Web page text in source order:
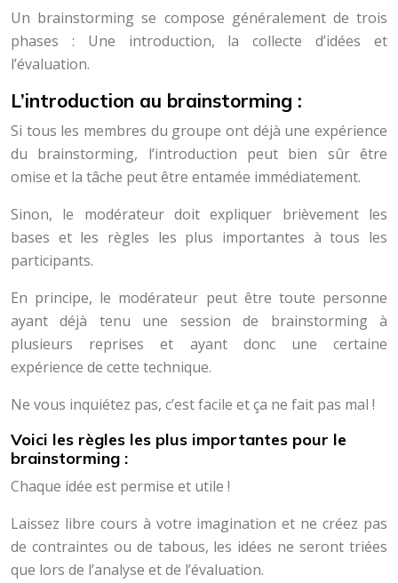
Un brainstorming se compose généralement de trois
phases : Une introduction, la collecte d’idées et
l’évaluation.
L’introduction au brainstorming :
Si tous les membres du groupe ont déjà une expérience
du brainstorming, l’introduction peut bien sûr être
omise et la tâche peut être entamée immédiatement.
Sinon, le modérateur doit expliquer brièvement les
bases et les règles les plus importantes à tous les
participants.
En principe, le modérateur peut être toute personne
ayant déjà tenu une session de brainstorming à
plusieurs reprises et ayant donc une certaine
expérience de cette technique.
Ne vous inquiétez pas, c’est facile et ça ne fait pas mal !
Voici les règles les plus importantes pour le
brainstorming :
Chaque idée est permise et utile !
Laissez libre cours à votre imagination et ne créez pas
de contraintes ou de tabous, les idées ne seront triées
que lors de l’analyse et de l’évaluation.